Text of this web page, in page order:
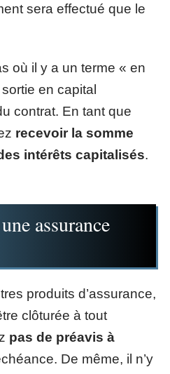
sera effectué que le
où il y a un terme « en
en capital
contrat. En tant que
recevoir la somme
intérêts capitalisés.
assurance
produits d’assurance,
clôturée à tout
pas de préavis à
De même, il n’y